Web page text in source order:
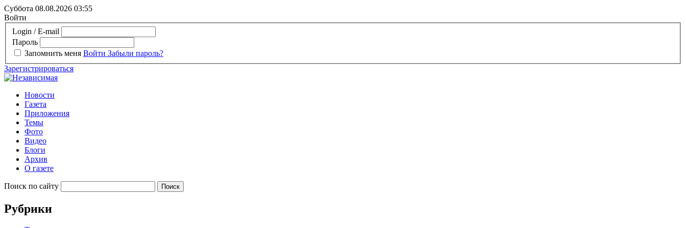
Суббота 08.08.2026 03:55
Войти
Login / E-mail
Пароль
Запомнить меня Войти Забыли пароль?
Зарегистрироваться
Новости
Газета
Приложения
Темы
Фото
Видео
Блоги
Архив
О газете
Поиск по сайту
Рубрики